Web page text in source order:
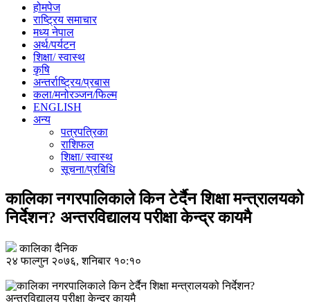
होमपेज
राष्ट्रिय समाचार
मध्य नेपाल
अर्थ/पर्यटन
शिक्षा/ स्वास्थ
कृषि
अन्तर्राष्ट्रिय/प्रबास
कला/मनोरञ्जन/फिल्म
ENGLISH
अन्य
पत्रपत्रिका
राशिफल
शिक्षा/ स्वास्थ
सूचना/प्रबिधि
कालिका नगरपालिकाले किन टेर्दैन शिक्षा मन्त्रालयको
निर्देशन? अन्तरविद्यालय परीक्षा केन्द्र कायमै
कालिका दैनिक
२४ फाल्गुन २०७६, शनिबार १०:१०